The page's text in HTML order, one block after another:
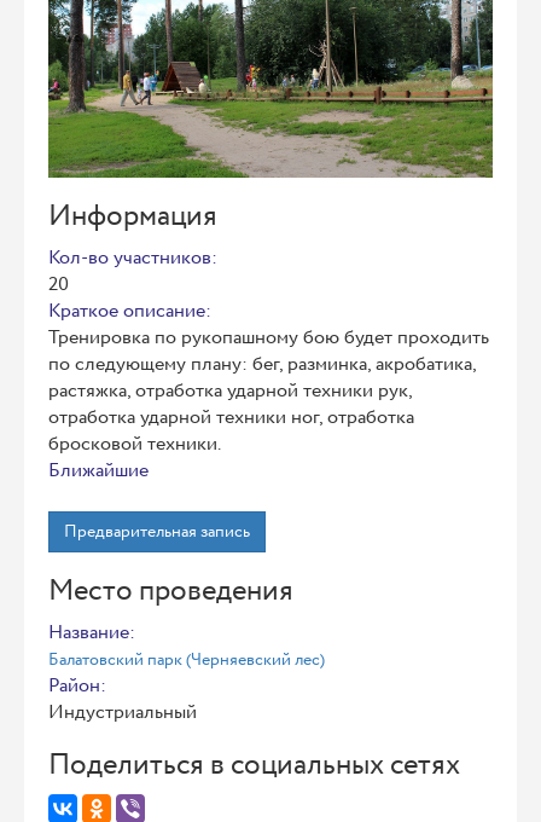
Информация
Кол-во участников:
20
Краткое описание:
Тренировка по рукопашному бою будет проходить
по следующему плану: бег, разминка, акробатика,
растяжка, отработка ударной техники рук,
отработка ударной техники ног, отработка
бросковой техники.
Ближайшие
Предварительная запись
Место проведения
Название:
Балатовский парк (Черняевский лес)
Район:
Индустриальный
Поделиться в социальных сетях